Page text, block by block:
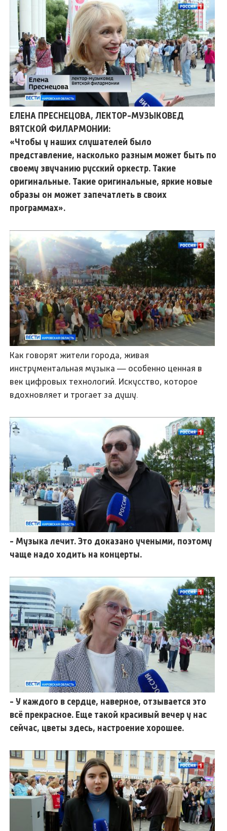
ЕЛЕНА ПРЕСНЕЦОВА, ЛЕКТОР-МУЗЫКОВЕД
ВЯТСКОЙ ФИЛАРМОНИИ:
«Чтобы у наших слушателей было
представление, насколько разным может быть по
своему звучанию русский оркестр. Такие
оригинальные. Такие оригинальные, яркие новые
образы он может запечатлеть в своих
программах».
Как говорят жители города, живая
инструментальная музыка — особенно ценная в
век цифровых технологий. Искусство, которое
вдохновляет и трогает за душу.
- Музыка лечит. Это доказано учеными, поэтому
чаще надо ходить на концерты.
- У каждого в сердце, наверное, отзывается это
всё прекрасное. Еще такой красивый вечер у нас
сейчас, цветы здесь, настроение хорошее.